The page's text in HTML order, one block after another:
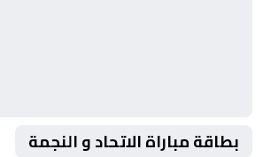
بطاقة مباراة الاتحاد و النجمة